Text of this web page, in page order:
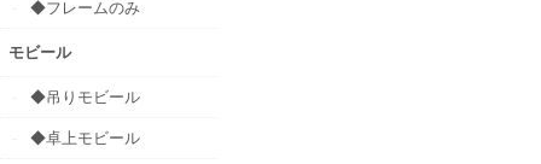
◆フレームのみ
モビール
◆吊りモビール
◆卓上モビール